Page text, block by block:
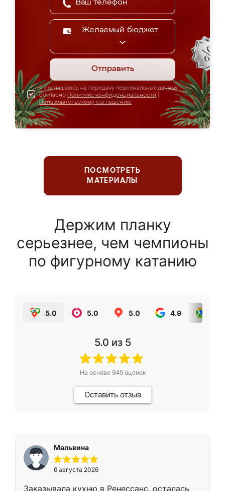
Желаемый бюджет
Отправить
Я соглашаюсь на передачу персональных данных
согласно Политике конфиденциальности
Пользовательскому соглашению
ПОСМОТРЕТЬ
МАТЕРИАЛЫ
Держим планку
серьезнее, чем чемпионы
по фигурному катанию
5.0 5.0 5.0 4.9
5.0 из 5
На основе 945оценок
Оставить отзыв
Мальвина
6 августа 2026
Заказывала кухню в Ренессанс, осталась